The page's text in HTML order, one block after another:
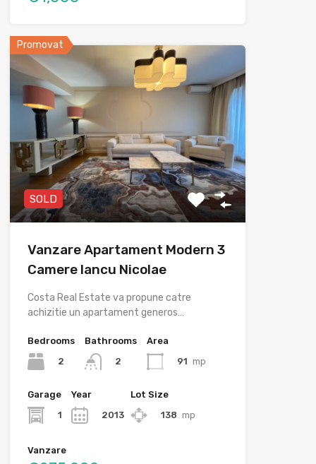
Promovat
SOLD
Vanzare Apartament Modern 3
Camere Iancu Nicolae
Costa Real Estate va propune catre
achizitie un apartament generos…
Bedrooms
2
Bathrooms
2
Area
91 mp
Garage
1
Year
2013
Lot Size
138 mp
Vanzare